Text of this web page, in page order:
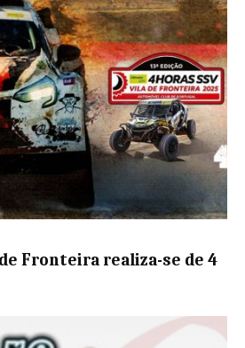
Fronteira realiza-se de 4